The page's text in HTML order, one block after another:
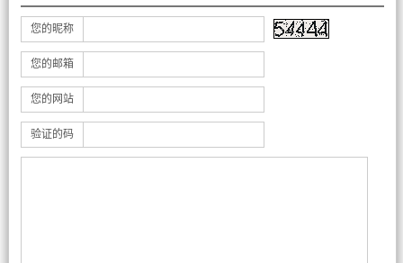
您的昵称
您的邮箱
您的网站
验证的码